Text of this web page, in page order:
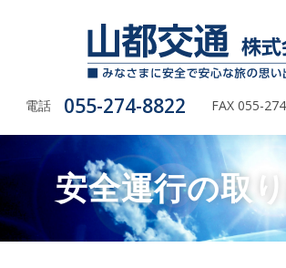
電話 055-274-8822 FAX 055-
安全運行の取